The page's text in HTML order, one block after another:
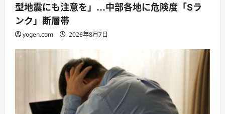
型地震にも注意を」…中部各地に危険度「Sラ
ンク」断層帯
yogen.com 2026年8月7日